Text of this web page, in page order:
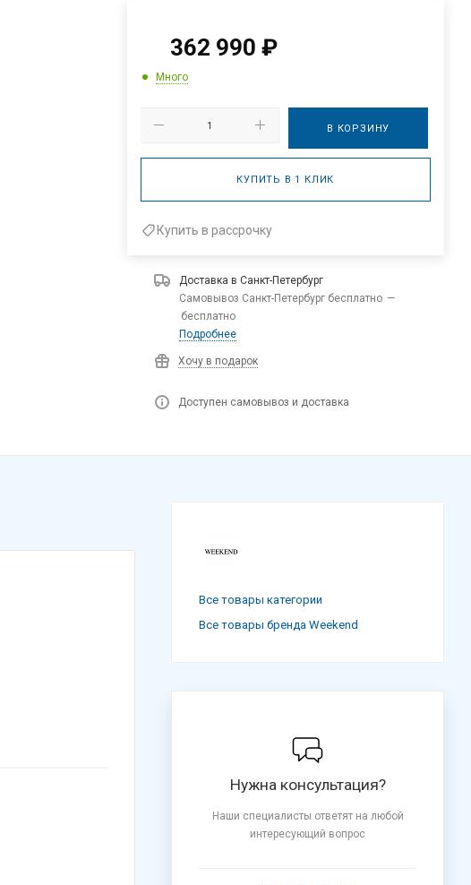
362 990 ₽
Много
В КОРЗИНУ
КУПИТЬ В 1 КЛИК
Купить в рассрочку
Доставка в Санкт-Петербург
Самовывоз Санкт-Петербург бесплатно —
бесплатно
Подробнее
Хочу в подарок
Доступен самовывоз и доставка
Все товары категории
Все товары бренда Weekend
Нужна консультация?
Наши специалисты ответят на любой
интересующий вопрос